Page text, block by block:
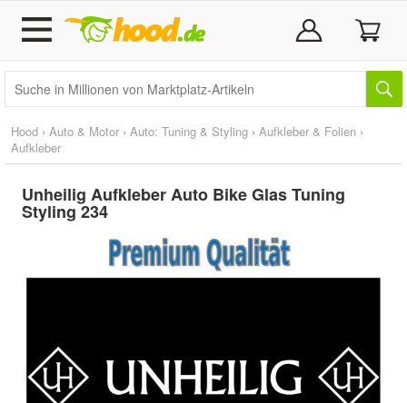
Hood › Auto & Motor › Auto: Tuning & Styling › Aufkleber & Folien ›
Aufkleber
Unheilig Aufkleber Auto Bike Glas Tuning
Styling 234